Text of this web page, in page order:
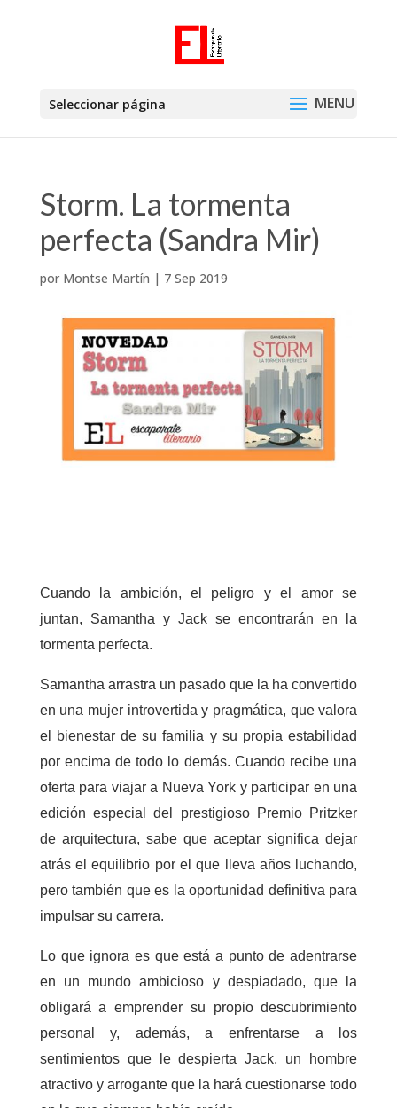
Seleccionar página
Storm. La tormenta
perfecta (Sandra Mir)
por Montse Martín | 7 Sep 2019
Cuando la ambición, el peligro y el amor se
juntan, Samantha y Jack se encontrarán en la
tormenta perfecta.
Samantha arrastra un pasado que la ha convertido
en una mujer introvertida y pragmática, que valora
el bienestar de su familia y su propia estabilidad
por encima de todo lo demás. Cuando recibe una
oferta para viajar a Nueva York y participar en una
edición especial del prestigioso Premio Pritzker
de arquitectura, sabe que aceptar significa dejar
atrás el equilibrio por el que lleva años luchando,
pero también que es la oportunidad definitiva para
impulsar su carrera.
Lo que ignora es que está a punto de adentrarse
en un mundo ambicioso y despiadado, que la
obligará a emprender su propio descubrimiento
personal y, además, a enfrentarse a los
sentimientos que le despierta Jack, un hombre
atractivo y arrogante que la hará cuestionarse todo